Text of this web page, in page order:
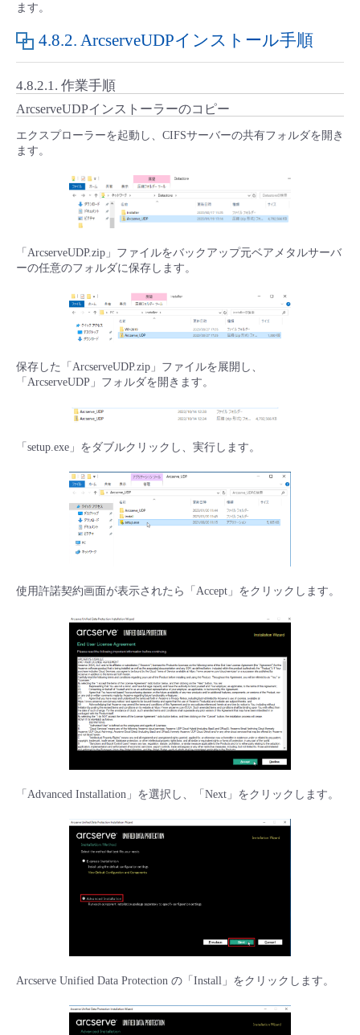
- Flexible Remote Access
- vUTM2
ます。
4.8.2. ArcserveUDPインストール手順
4.8.2.1. 作業手順
ArcserveUDPインストーラーのコピー
エクスプローラーを起動し、CIFSサーバーの共有フォルダを開き
ます。
「ArcserveUDP.zip」ファイルをバックアップ元ベアメタルサーバ
ーの任意のフォルダに保存します。
保存した「ArcserveUDP.zip」ファイルを展開し、
「ArcserveUDP」フォルダを開きます。
「setup.exe」をダブルクリックし、実行します。
使用許諾契約画面が表示されたら「Accept」をクリックします。
「Advanced Installation」を選択し、「Next」をクリックします。
Arcserve Unified Data Protection の「Install」をクリックします。